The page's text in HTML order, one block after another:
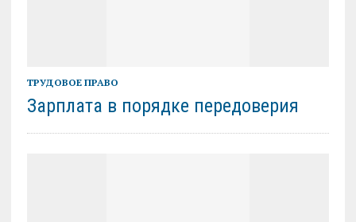
ТРУДОВОЕ ПРАВО
Зарплата в порядке передоверия